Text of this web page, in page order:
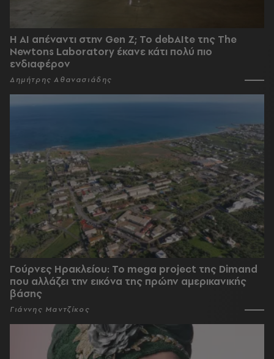
Η AI απέναντι στην Gen Z; Το debAIte της The
Newtons Laboratory έκανε κάτι πολύ πιο
ενδιαφέρον
Δημήτρης Αθανασιάδης
Γούρνες Ηρακλείου: To mega project της Dimand
που αλλάζει την εικόνα της πρώην αμερικανικής
βάσης
Γιάννης Μαντζίκος